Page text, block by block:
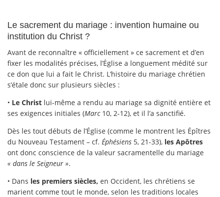
Le sacrement du mariage : invention humaine ou
institution du Christ ?
Avant de reconnaître « officiellement » ce sacrement et d’en
fixer les modalités précises, l’Église a longuement médité sur
ce don que lui a fait le Christ. L’histoire du mariage chrétien
s’étale donc sur plusieurs siècles :
• Le Christ lui-même a rendu au mariage sa dignité entière et
ses exigences initiales (Marc10, 2-12), et il l’a sanctifié.
Dès les tout débuts de l’Église (comme le montrent les Épîtres
du Nouveau Testament – cf. Éphésiens 5, 21-33), les Apôtres
ont donc conscience de la valeur sacramentelle du mariage
« dans le Seigneur ».
• Dans les premiers siècles, en Occident, les chrétiens se
marient comme tout le monde, selon les traditions locales